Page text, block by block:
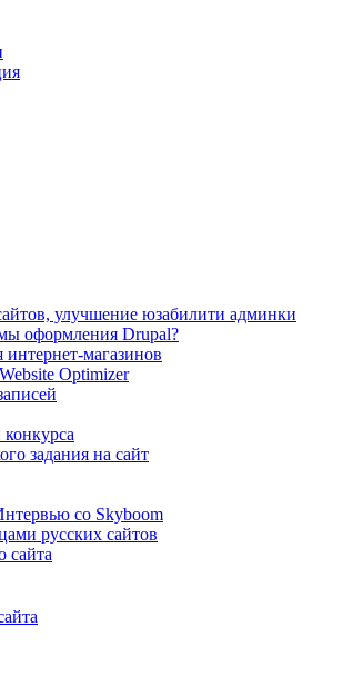
улучшение юзабилити админки
оформления Drupal?
магазинов
Optimizer
задания на сайт
со Skyboom
русских сайтов
сайта